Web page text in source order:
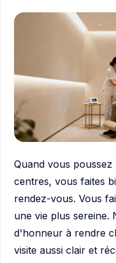
Quand vous
centres, vous faites
rendez-vous. Vous
une vie plus sereine.
d'honneur à rendre
visite aussi clair et